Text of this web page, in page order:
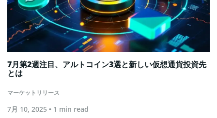
マーケットリリース
7月第2週注目、アルトコイン3選と新しい仮想通貨投資先
とは
7月 10, 2025 • 1 min read